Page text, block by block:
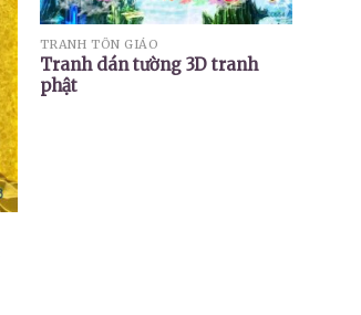
TRANH TÔN GIÁO
Tranh dán tường 3D tranh
phật